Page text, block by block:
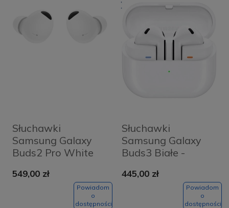
Słuchawki
Samsung Galaxy
Buds2 Pro White
549,00 zł
Powiadom
o
dostępności
Słuchawki
Samsung Galaxy
Buds3 Białe -
445,00 zł
Powiadom
o
dostępności